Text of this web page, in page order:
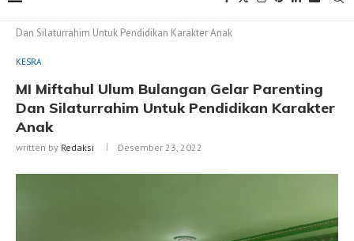
Dan Silaturrahim Untuk Pendidikan Karakter Anak
KESRA
MI Miftahul Ulum Bulangan Gelar Parenting
Dan Silaturrahim Untuk Pendidikan Karakter
Anak
written by Redaksi Desember 23, 2022